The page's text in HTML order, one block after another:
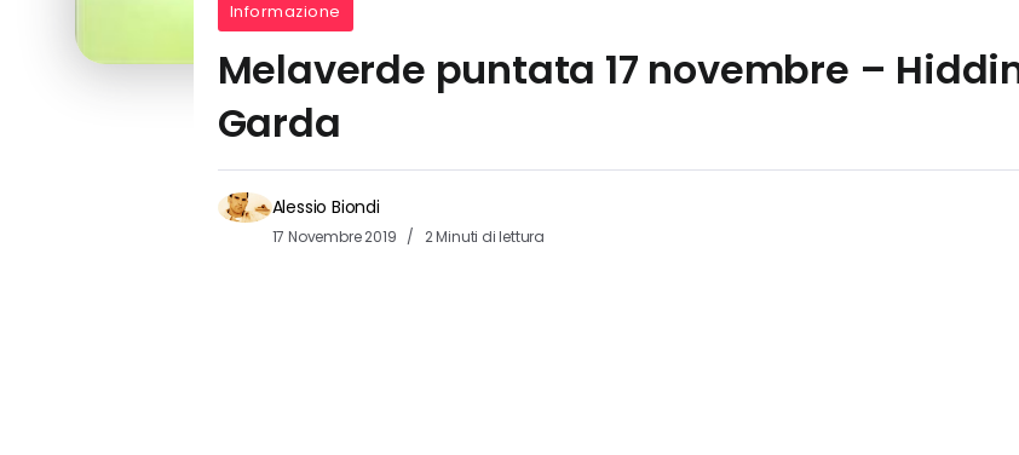
Informazione
Melaverde puntata 17 novembre –
Garda
Alessio Biondi
17 Novembre 2019 2 Minuti di lettura